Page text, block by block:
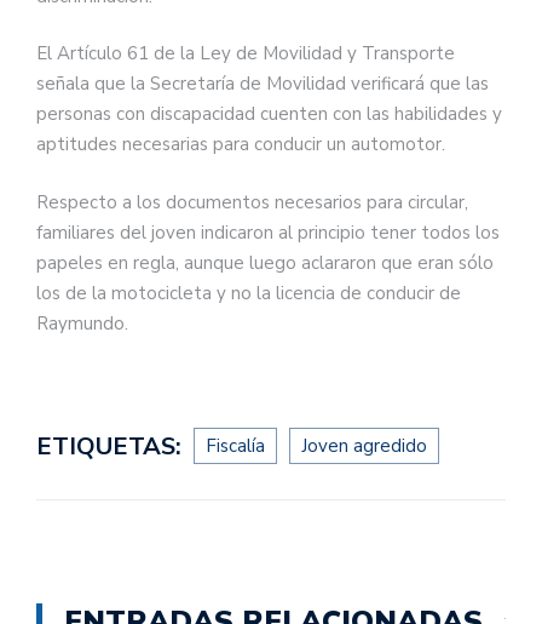
El Artículo 61 de la Ley de Movilidad y Transporte
señala que la Secretaría de Movilidad verificará que las
personas con discapacidad cuenten con las habilidades y
aptitudes necesarias para conducir un automotor.
Respecto a los documentos necesarios para circular,
familiares del joven indicaron al principio tener todos los
papeles en regla, aunque luego aclararon que eran sólo
los de la motocicleta y no la licencia de conducir de
Raymundo.
ETIQUETAS: Fiscalía Joven agredido